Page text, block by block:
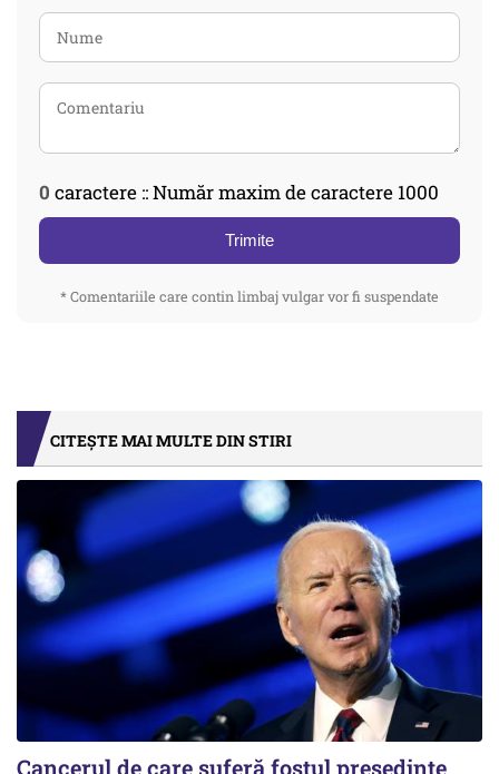
0 caractere :: Număr maxim de caractere 1000
Trimite
* Comentariile care contin limbaj vulgar vor fi suspendate
CITEȘTE MAI MULTE DIN STIRI
Cancerul de care suferă fostul preşedinte